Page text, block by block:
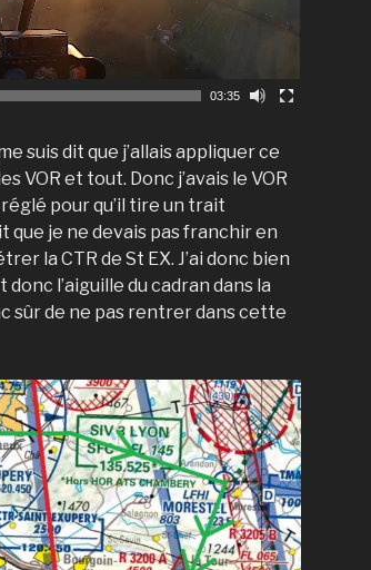
03:35
suis dit que j’allais appliquer ce
VOR et tout. Donc j’avais le VOR
pour qu’il tire un trait
que je ne devais pas franchir en
la CTR de St EX. J’ai donc bien
l’aiguille du cadran dans la
sûr de ne pas rentrer dans cette